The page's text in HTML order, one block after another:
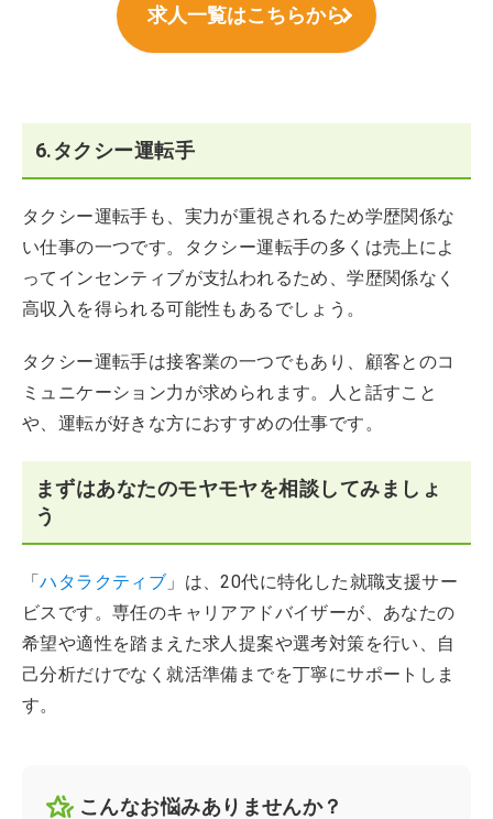
求人一覧はこちらから
6.タクシー運転手
タクシー運転手も、実力が重視されるため学歴関係な
い仕事の一つです。タクシー運転手の多くは売上によ
ってインセンティブが支払われるため、学歴関係なく
高収入を得られる可能性もあるでしょう。
タクシー運転手は接客業の一つでもあり、顧客とのコ
ミュニケーション力が求められます。人と話すこと
や、運転が好きな方におすすめの仕事です。
まずはあなたのモヤモヤを相談してみましょ
う
「ハタラクティブ 」は、20代に特化した就職支援サー
ビスです。専任のキャリアアドバイザーが、あなたの
希望や適性を踏まえた求人提案や選考対策を行い、自
己分析だけでなく就活準備までを丁寧にサポートしま
す。
こんなお悩みありませんか？